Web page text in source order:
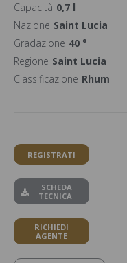
Capacità 0,7 l
Nazione Saint Lucia
Gradazione 40 °
Regione Saint Lucia
Classificazione Rhum
REGISTRATI
SCHEDA
TECNICA
RICHIEDI
AGENTE